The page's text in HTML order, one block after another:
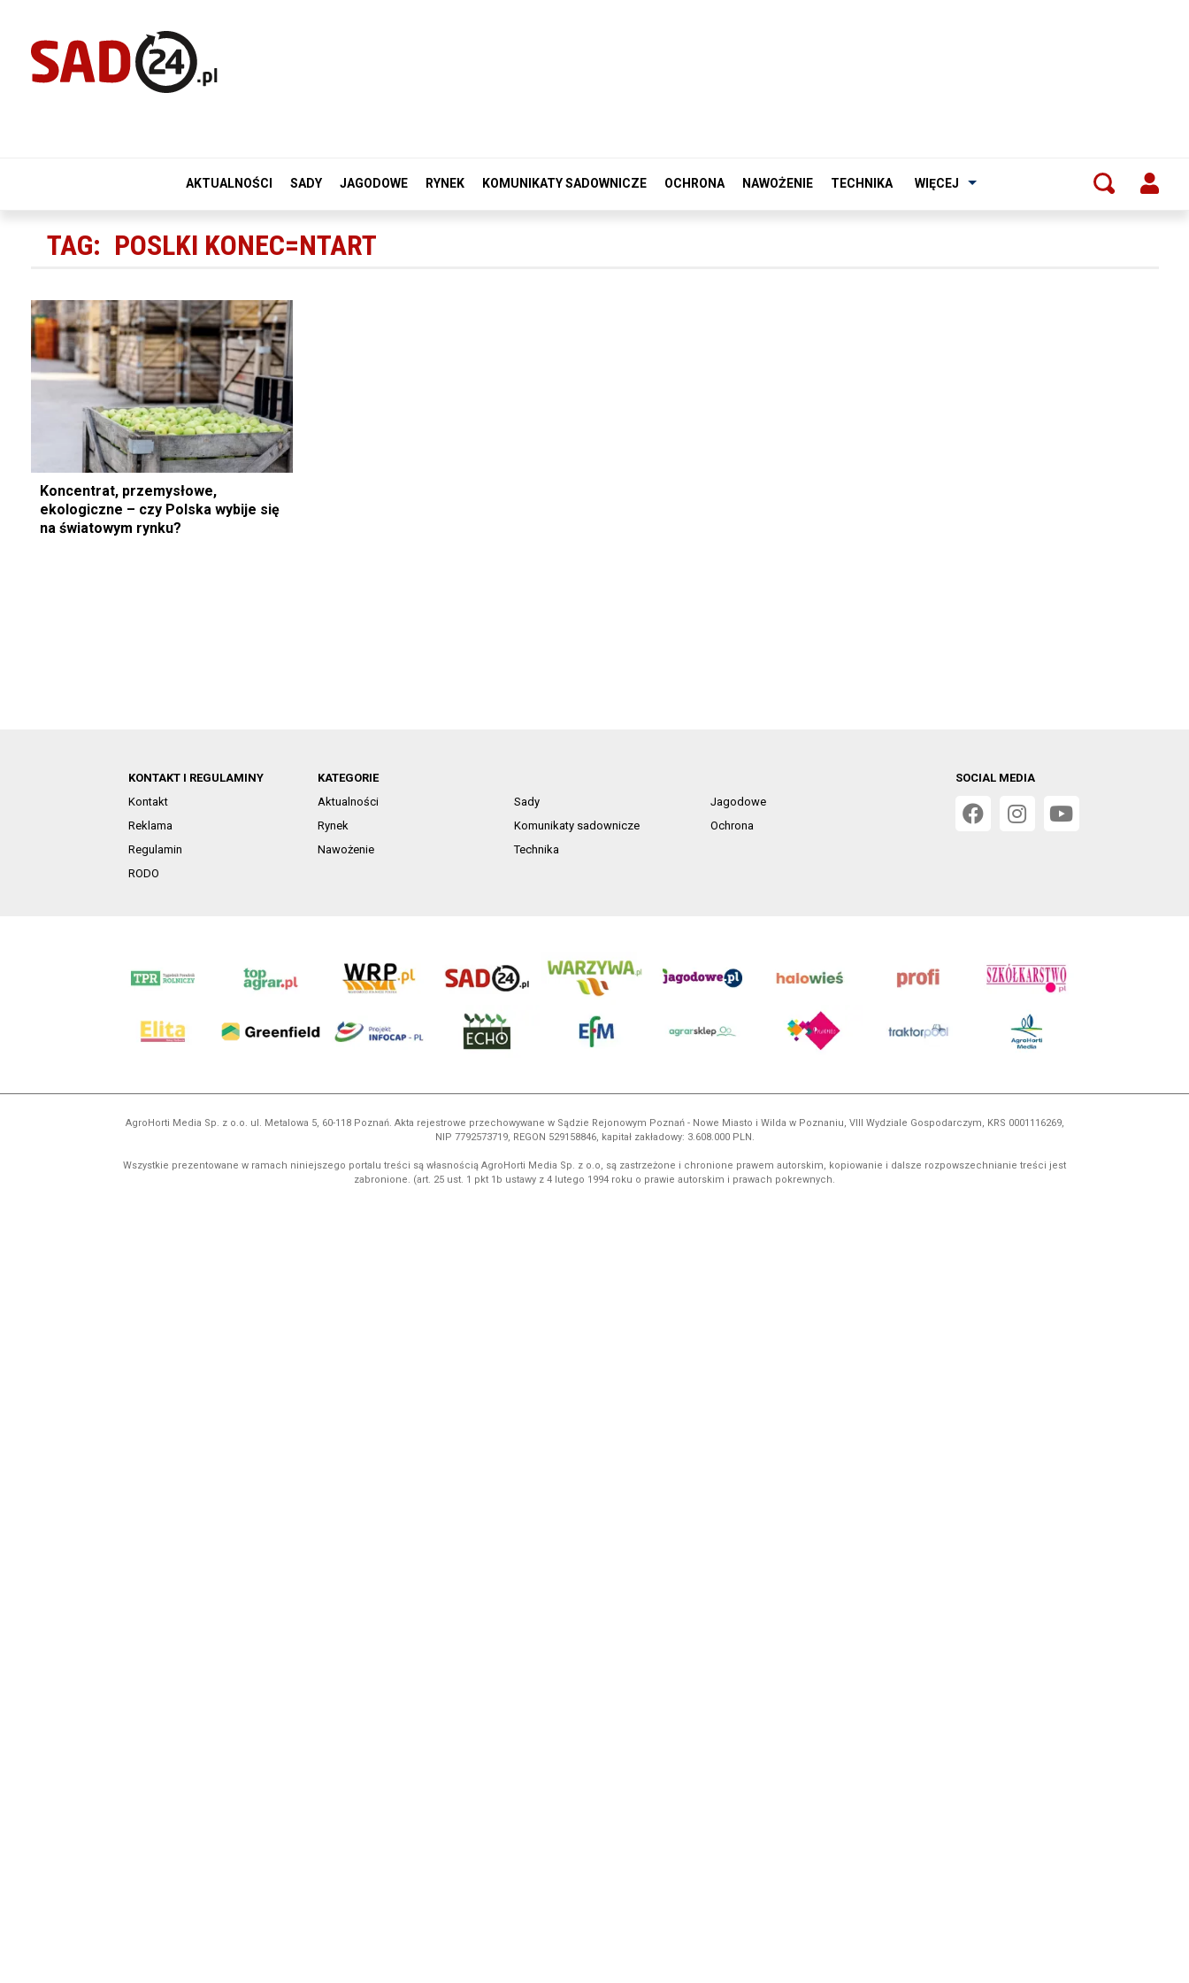
AKTUALNOŚCI SADY JAGODOWE RYNEK KOMUNIKATY SADOWNICZE OCHRONA NAWOŻENIE TECHNIKA WIĘCEJ
TAG: POSLKI KONEC=NTART
Koncentrat, przemysłowe,
ekologiczne – czy Polska wybije się
na światowym rynku?
KONTAKT I REGULAMINY
Kontakt
Reklama
Regulamin
RODO
KATEGORIE
Aktualności
Sady
Jagodowe
Rynek
Komunikaty sadownicze
Ochrona
Nawożenie
Technika
SOCIAL MEDIA
AgroHorti Media Sp. z o.o. ul. Metalowa 5, 60-118 Poznań. Akta rejestrowe przechowywane w Sądzie Rejonowym Poznań - Nowe Miasto i Wilda w Poznaniu, VIII Wydziale Gospodarczym, KRS 0001116269,
NIP 7792573719, REGON 529158846, kapitał zakładowy: 3.608.000 PLN.
Wszystkie prezentowane w ramach niniejszego portalu treści są własnością AgroHorti Media Sp. z o.o, są zastrzeżone i chronione prawem autorskim, kopiowanie i dalsze rozpowszechnianie treści jest
zabronione. (art. 25 ust. 1 pkt 1b ustawy z 4 lutego 1994 roku o prawie autorskim i prawach pokrewnych.